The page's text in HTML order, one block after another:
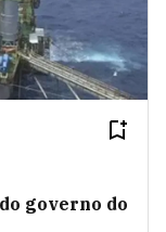
governo do